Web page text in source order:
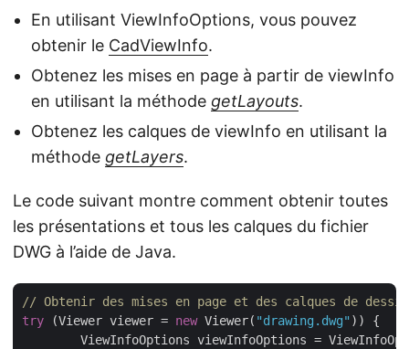
En utilisant ViewInfoOptions, vous pouvez
obtenir le CadViewInfo.
Obtenez les mises en page à partir de viewInfo
en utilisant la méthode getLayouts.
Obtenez les calques de viewInfo en utilisant la
méthode getLayers.
Le code suivant montre comment obtenir toutes
les présentations et tous les calques du fichier
DWG à l’aide de Java.
// Obtenir des mises en page et des calques de dessin
try (Viewer viewer = new Viewer( "drawing.dwg" )) {